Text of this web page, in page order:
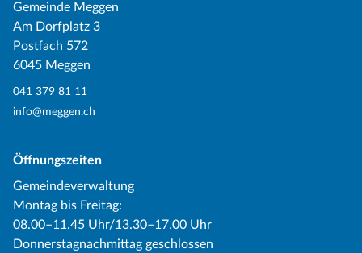
Gemeinde Meggen
Am Dorfplatz 3
Postfach 572
6045 Meggen
041 379 81 11
info@meggen.ch
Öffnungszeiten
Gemeindeverwaltung
Montag bis Freitag:
08.00–11.45 Uhr/13.30–17.00 Uhr
Donnerstagnachmittag geschlossen